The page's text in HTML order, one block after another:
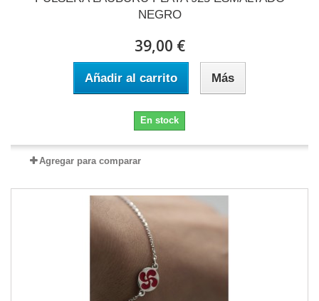
NEGRO
39,00 €
Añadir al carrito Más
En stock
Agregar para comparar